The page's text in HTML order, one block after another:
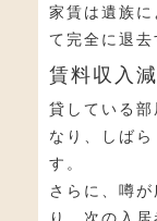
家賃は遺族
て完全に退
賃料収入
貸している
なり、しば
す。
さらに、噂